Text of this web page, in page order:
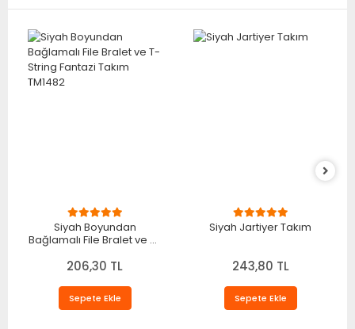
Siyah Boyundan
Bağlamalı File Bralet ve T-
TM1482
206,30 TL
Sepete Ekle
Siyah Jartiyer Takım
243,80 TL
Sepete Ekle